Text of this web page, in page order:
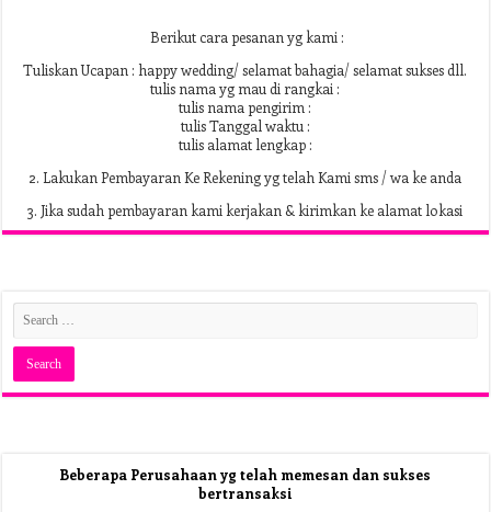
Berikut cara pesanan yg kami :
Tuliskan Ucapan : happy wedding/ selamat bahagia/ selamat sukses dll.
tulis nama yg mau di rangkai :
tulis nama pengirim :
tulis Tanggal waktu :
tulis alamat lengkap :
2. Lakukan Pembayaran Ke Rekening yg telah Kami sms / wa ke anda
3. Jika sudah pembayaran kami kerjakan & kirimkan ke alamat lokasi
Beberapa Perusahaan yg telah memesan dan sukses
bertransaksi